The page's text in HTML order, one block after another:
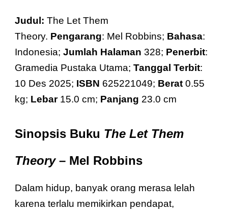
Judul: The Let Them
Theory. Pengarang: Mel Robbins; Bahasa:
Indonesia; Jumlah Halaman 328; Penerbit:
Gramedia Pustaka Utama; Tanggal Terbit:
10 Des 2025; ISBN 625221049; Berat 0.55
kg; Lebar15.0 cm; Panjang 23.0 cm
Sinopsis Buku The Let Them
Theory– Mel Robbins
Dalam hidup, banyak orang merasa lelah
karena terlalu memikirkan pendapat,